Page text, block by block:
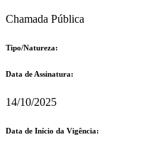
Chamada Pública
Tipo/Natureza:
Data de Assinatura:
14/10/2025
Data de Início da Vigência: